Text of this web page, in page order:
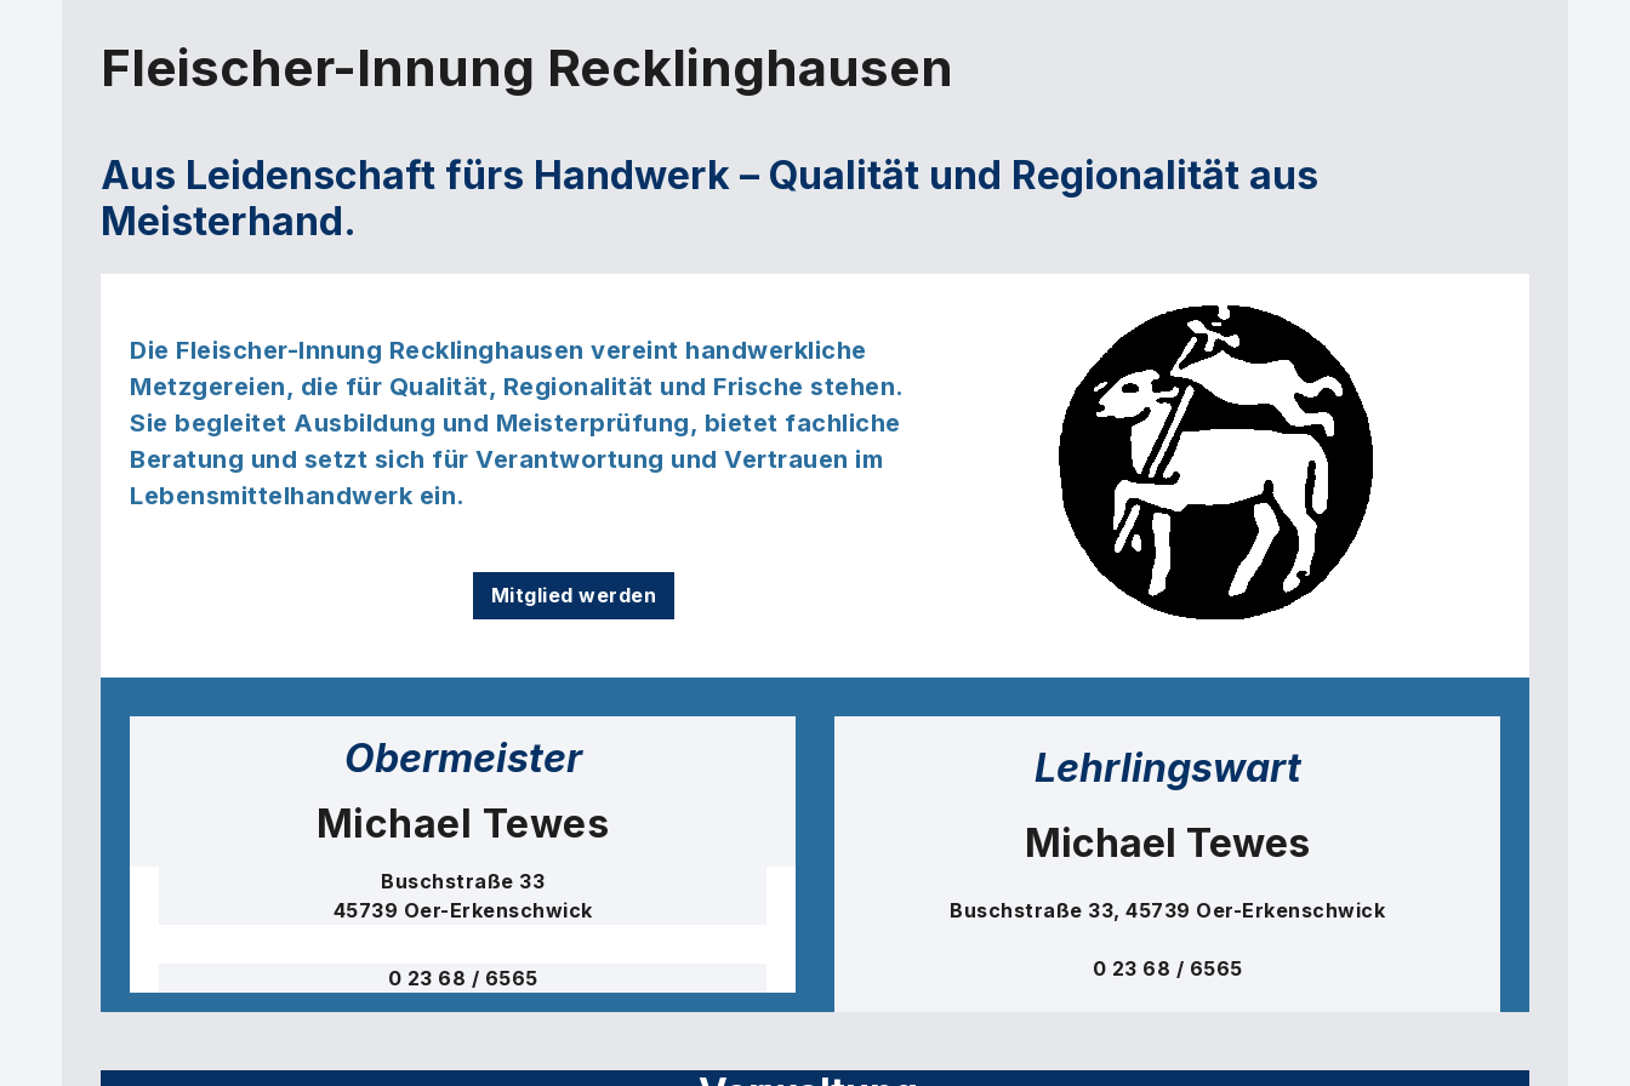
Fleischer-Innung Recklinghausen
Aus Leidenschaft fürs Handwerk – Qualität und Regionalität aus
Meisterhand.
Die Fleischer-Innung Recklinghausen vereint handwerkliche
Metzgereien, die für Qualität, Regionalität und Frische stehen.
Sie begleitet Ausbildung und Meisterprüfung, bietet fachliche
Beratung und setzt sich für Verantwortung und Vertrauen im
Lebensmittelhandwerk ein.
Mitglied werden
Obermeister
Michael Tewes
Buschstraße 33
45739 Oer-Erkenschwick
0 23 68 / 6565
Lehrlingswart
Michael Tewes
Buschstraße 33, 45739 Oer-Erkenschwick
0 23 68 / 6565